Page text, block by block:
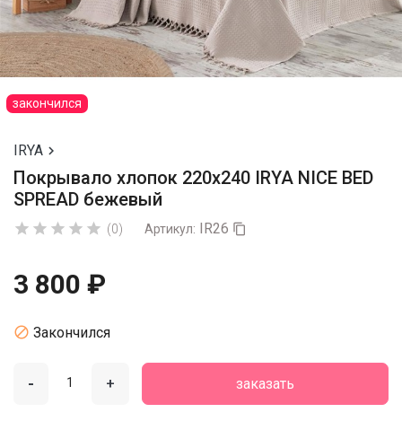
закончился
IRYA 
Покрывало хлопок 220х240 IRYA NICE BED
SPREAD бежевый
     (0) Артикул: IR26 
3 800 ₽
 Закончился
- + заказать